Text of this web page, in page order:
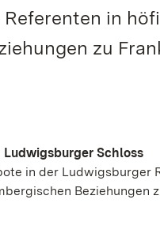
in
zu
Schloss
in der Ludwigsburger
Beziehungen